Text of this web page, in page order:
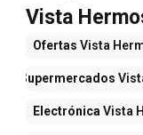
Vista
Ofertas Vista
Supermercados
Electrónica Vista